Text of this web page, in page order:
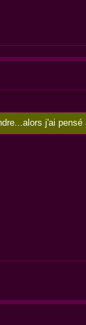
j'ai